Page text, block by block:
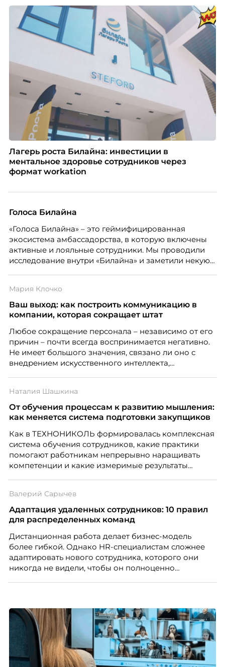
Лагерь роста Билайна: инвестиции в
ментальное здоровье сотрудников через
формат workation
Голоса Билайна
«Голоса Билайна» – это геймифицированная
экосистема амбассадорства, в которую включены
активные и лояльные сотрудники. Мы проводили
исследование внутри «Билайна» и заметили некую
благодарности и публичного признания.
Мария Клочко
Ваш выход: как построить коммуникацию в
компании, которая сокращает штат
Любое сокращение персонала – независимо от его
причин – почти всегда воспринимается негативно.
Не имеет большого значения, связано ли оно с
внедрением искусственного интеллекта,
структуры компании. Для сотрудников сокращения
означают потерю стабильности, а для внешнего
рынка становятся сигналом о возможных
нередко превращаются в фактор, который
негативно влияет HR-бренд работодателя.
Наталия Шашкина
От обучения процессам к развитию мышления:
как меняется система подготовки закупщиков
Как в ТЕХНОНИКОЛЬ формировалась комплексная
система обучения сотрудников, какие практики
помогают работникам непрерывно наращивать
компетенции и какие измеримые результаты
закупкам направления «Минеральная изоляция»
компании ТЕХНОНИКОЛЬ.
Валерий Сарычев
Адаптация удаленных сотрудников: 10 правил
для распределенных команд
Дистанционная работа делает бизнес-модель
более гибкой. Однако HR-специалистам сложнее
адаптировать нового сотрудника, которого они
никогда не видели, чтобы он полноценно